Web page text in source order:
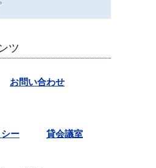
ツ
お問い合わせ
ー 貸会議室